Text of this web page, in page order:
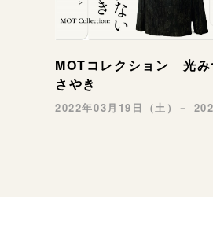
MOTコレクション 光み
さやき
2022年03月19日（土）－